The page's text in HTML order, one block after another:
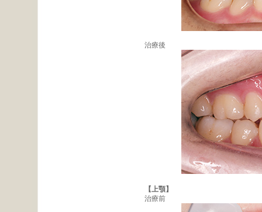
治療後
【上顎】
治療前